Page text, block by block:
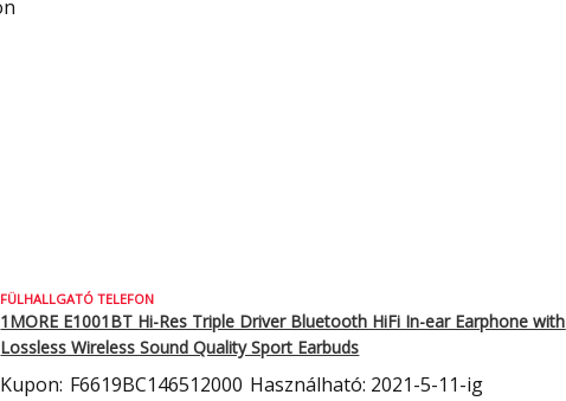
FÜLHALLGATÓ TELEFON
1MORE E1001BT Hi-Res Triple Driver Bluetooth HiFi In-ear Earphone with
Lossless Wireless Sound Quality Sport Earbuds
Kupon: F6619BC146512000 Használható: 2021-5-11-ig